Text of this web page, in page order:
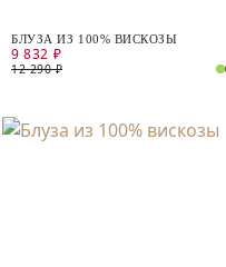
БЛУЗА ИЗ 100% ВИСКОЗЫ
9 832 ₽
12 290 ₽